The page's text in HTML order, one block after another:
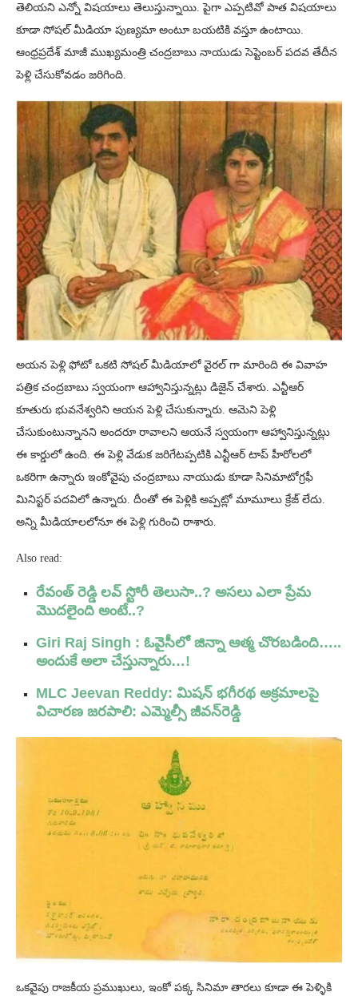
తెలియని ఎన్నో విషయాలు తెలుస్తున్నాయి. పైగా ఎప్పటివో పాత విషయాలు
కూడా సోషల్ మీడియా పుణ్యమా అంటూ బయటికి వస్తూ ఉంటాయి.
ఆంధ్రప్రదేశ్ మాజీ ముఖ్యమంత్రి చంద్రబాబు నాయుడు సెప్టెంబర్ పదవ తేదీన
పెళ్లి చేసుకోవడం జరిగింది.
అయన పెళ్లి ఫోటో ఒకటి సోషల్ మీడియాలో వైరల్ గా మారింది ఈ వివాహ
పత్రిక చంద్రబాబు స్వయంగా ఆహ్వానిస్తున్నట్లు డిజైన్ చేశారు. ఎన్టీఆర్
కూతురు భువనేశ్వరిని ఆయన పెళ్లి చేసుకున్నారు. ఆమెని పెళ్లి
చేసుకుంటున్నానని అందరూ రావాలని ఆయనే స్వయంగా ఆహ్వానిస్తున్నట్లు
ఈ కార్డులో ఉంది. ఈ పెళ్లి వేడుక జరిగేటప్పటికి ఎన్టీఆర్ టాప్ హీరోలలో
ఒకరిగా ఉన్నారు ఇంకోవైపు చంద్రబాబు నాయుడు కూడా సినిమాటోగ్రఫీ
మినిస్టర్ పదవిలో ఉన్నారు. దీంతో ఈ పెళ్లికి అప్పట్లో మామూలు క్రేజ్ లేదు.
అన్ని మీడియాలలోనూ ఈ పెళ్లి గురించి రాశారు.
Also read:
రేవంత్ రెడ్డి లవ్ స్టోరీ తెలుసా..? అసలు ఎలా ప్రేమ
మొదలైంది అంటే..?
Giri Raj Singh : ఓవైసీలో జిన్నా ఆత్మ చొరబడింది…..
అందుకే అలా చేస్తున్నారు…!
MLC Jeevan Reddy: మిషన్ భగీరథ అక్రమాలపై
విచారణ జరపాలి: ఎమ్మెల్సీ జీవన్‌రెడ్డి
ఒకవైపు రాజకీయ ప్రముఖులు, ఇంకో పక్క సినిమా తారలు కూడా ఈ పెళ్ళికి